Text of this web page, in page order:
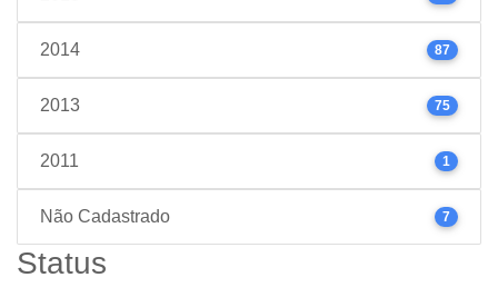
2014 87
2013 75
2011 1
Não Cadastrado 7
Status